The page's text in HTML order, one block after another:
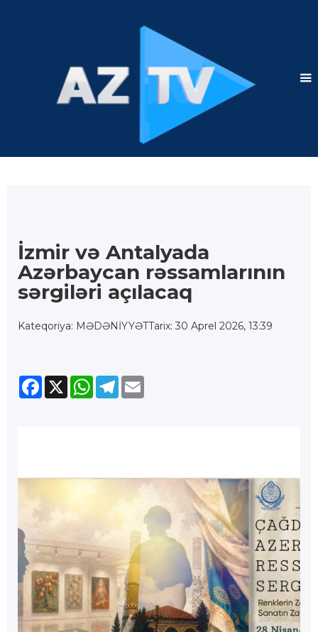
İzmir və Antalyada
Azərbaycan rəssamlarının
sərgiləri açılacaq
Kateqoriya: MƏDƏNİYYƏTTarix: 30 Aprel 2026, 13:39
Facebook
X WhatsApp
Telegram